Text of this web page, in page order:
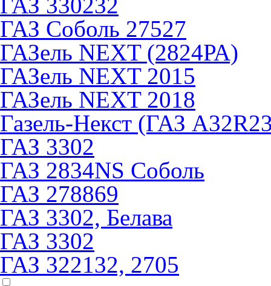
ГАЗ Соболь 27527
ГАЗель NEXT (2824РА)
ГАЗель NEXT 2015
ГАЗель NEXT 2018
Газель-Некст (ГАЗ
ГАЗ 3302
ГАЗ 2834NS Соболь
ГАЗ 278869
ГАЗ 3302, Белава
ГАЗ 3302
ГАЗ 322132, 2705